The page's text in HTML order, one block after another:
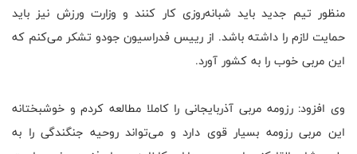
منظور تیم جدید باید شبانه‌روزی کار کنند و وزارت ورزش نیز باید
حمایت لازم را داشته باشد. از رییس فدراسیون جودو تشکر می‌کنم که
این مربی خوب را به کشور آورد.
وی افزود: رزومه مربی آذربایجانی را کاملا مطالعه کردم و خوشبختانه
این مربی رزومه بسیار قوی دارد و می‌تواند روحیه جنگندگی را به